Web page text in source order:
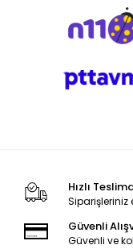
Hızlı
Siparişleriniz
Güvenli
Güvenli ve